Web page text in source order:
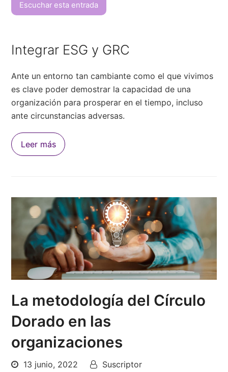
Escuchar esta entrada
Integrar ESG y GRC
Ante un entorno tan cambiante como el que vivimos
es clave poder demostrar la capacidad de una
organización para prosperar en el tiempo, incluso
ante circunstancias adversas.
Leer más
La metodología del Círculo
Dorado en las
organizaciones
13 junio, 2022
Suscriptor